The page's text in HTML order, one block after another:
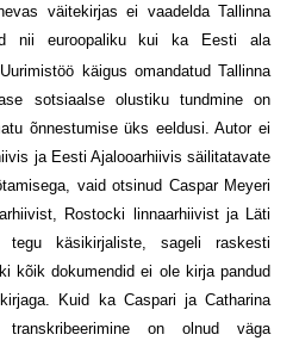
väitekirjas ei vaadelda Tallinna
nii euroopaliku kui ka Eesti ala
käigus omandatud Tallinna
sotsiaalse olustiku tundmine on
õnnestumise üks eeldusi. Autor ei
ja Eesti Ajaloo­arhiivis säilitatavate
vaid otsinud Caspar Meyeri
Rostocki linna­arhiivist ja Läti
tegu käsikirjaliste, sageli raskesti
kõik dokumendid ei ole kirja pandud
Kuid ka Caspari ja Catharina
transkribeerimine on olnud väga